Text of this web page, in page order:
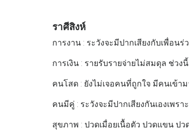
ราศีสิงห์
การงาน : ระวังจะมีปากเสียงกับเพื่อ
การเงิน : รายรับรายจ่ายไม่สมดุล ช่ว
คนโสด : ยังไม่เจอคนที่ถูกใจ มีคนเข้า
คนมีคู่ : ระวังจะมีปากเสียงกันเองเพร
สุขภาพ : ปวดเมื่อยเนื้อตัว ปวดแขน ปว